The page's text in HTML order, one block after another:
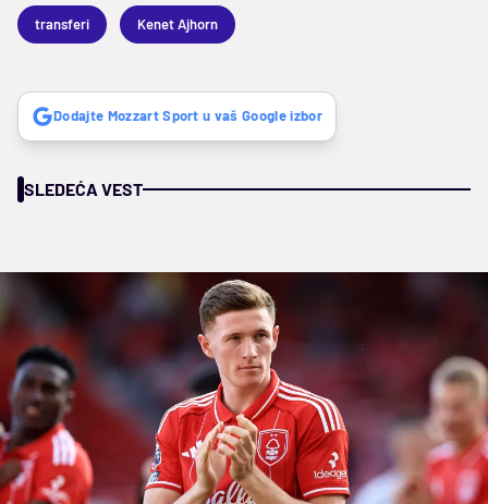
transferi Kenet Ajhorn
Dodajte Mozzart Sport u vaš Google izbor
SLEDEĆA VEST